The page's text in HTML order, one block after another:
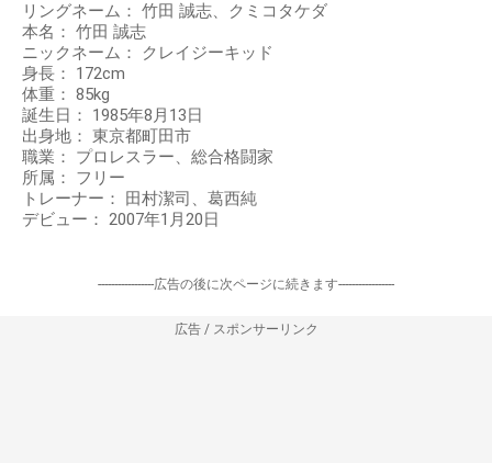
リングネーム： 竹田 誠志、クミコタケダ
本名： 竹田 誠志
ニックネーム： クレイジーキッド
身長： 172cm
体重： 85kg
誕生日： 1985年8月13日
出身地： 東京都町田市
職業： プロレスラー、総合格闘家
所属： フリー
トレーナー： 田村潔司、葛西純
デビュー： 2007年1月20日
-----------------広告の後に次ページに続きます-----------------
広告 / スポンサーリンク